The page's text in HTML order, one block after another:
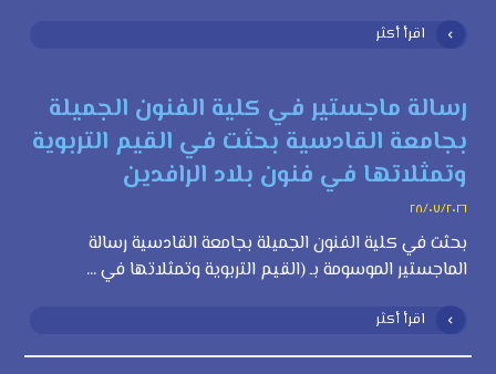
اقرأ أكثر
رسالة ماجستير في كلية الفنون الجميلة
بجامعة القادسية بحثت في القيم التربوية
وتمثلاتها في فنون بلاد الرافدين
٢٨/٠٧/٢٠٢٦
بحثت في كلية الفنون الجميلة بجامعة القادسية رسالة
الماجستير الموسومة بـ (القيم التربوية وتمثلاتها في ...
اقرأ أكثر